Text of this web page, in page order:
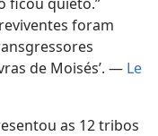
foram
de Moisés’. — Le
as 12 tribos